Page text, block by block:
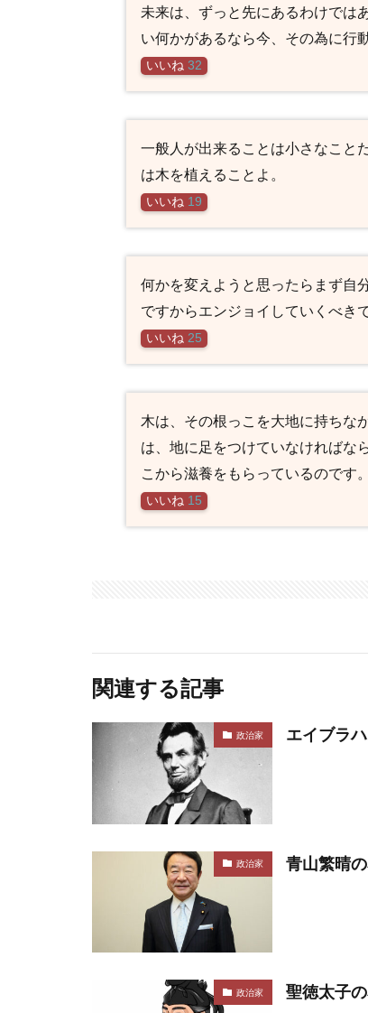
未来は、ずっと先にあるわけでは
い何かがあるなら今、その為に行
いいね 32
一般人が出来ることは小さなこと
は木を植えることよ。
いいね 19
何かを変えようと思ったらまず自
ですからエンジョイしていくべきで
いいね 25
木は、その根っこを大地に持ちな
は、地に足をつけていなければな
こから滋養をもらっているのです。
いいね 15
関連する記事
政治家 エイブラ
政治家 青山繁晴
政治家 聖徳太子